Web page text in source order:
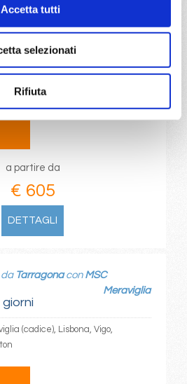
Accetta tutti
selezionati
Rifiuta
Geiranger, Bergen, Aahrus,
a partire da
€ 605
DETTAGLI
da Tarragonacon MSC
Meraviglia
(cadice), Lisbona, Vigo,